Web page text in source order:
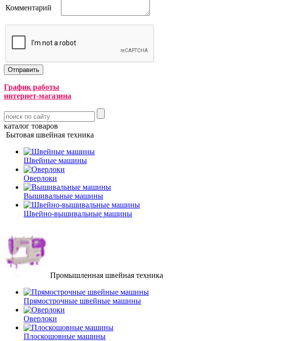
Комментарий
График работы
интернет-магазина
каталог товаров
Бытовая швейная техника
Швейные машины
Оверлоки
Вышивальные машины
Швейно-вышивальные машины
Промышленная швейная техника
Прямострочные швейные машины
Оверлоки
Плоскошовные машины